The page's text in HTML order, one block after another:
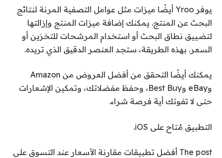
يوفر Yroo أيضًا ميزات مثل عوامل التصفية المرنة لنتائج
البحث عن المنتج. يمكنك إضافة ميزات المنتج وإزالتها
لتضييق نطاق البحث أو استخدام المرشحات للتخزين أو
السعر. بهذه الطريقة، ستجد العنصر الدقيق الذي تريده.
يمكنك أيضًا التحقق من أفضل العروض من Amazon
وeBay وBest Buy، وحفظ مفضلاتك، وتمكين الإشعارات
حتى لا تفوتك أية فرصة شراء.
التطبيق مُتاح على iOS.
The post أفضل تطبيقات مقارنة الأسعار عند التسوق على